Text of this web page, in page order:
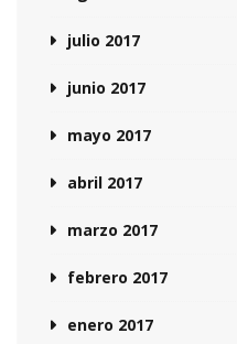
julio 2017
junio 2017
mayo 2017
abril 2017
marzo 2017
febrero 2017
enero 2017